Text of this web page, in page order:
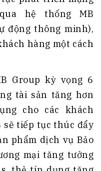
hệ thống MB
động thông minh),
hàng một cách
Group kỳ vọng 6
tài sản tăng hơn
cho các khách
sẽ tiếp tục thúc đẩy
phẩm dịch vụ Bảo
mại tăng tưởng